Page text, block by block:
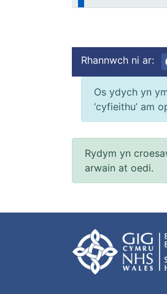
Rhannwch ni ar:
Os ydych yn
‘cyfieithu’ am
Rydym yn
arwain at oedi.